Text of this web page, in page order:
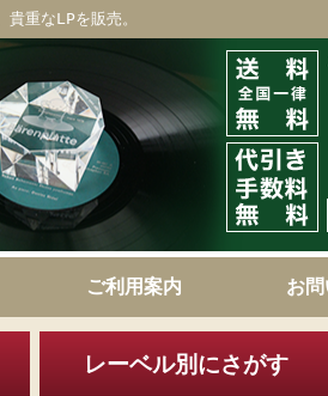
重なLPを販売。
ご利用案内 お
レーベル別にさがす